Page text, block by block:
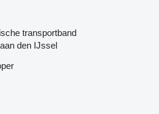
transportband
den IJssel